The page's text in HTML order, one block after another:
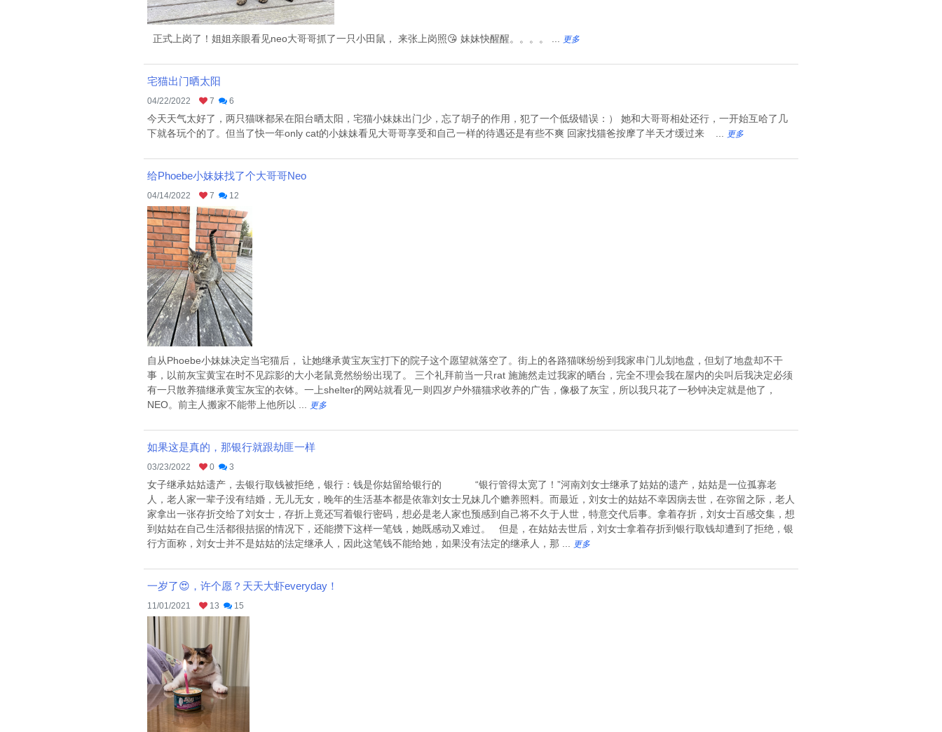
正式上岗了！姐姐亲眼看见neo大哥哥抓了一只小田鼠， 来张上岗照😘 妹妹快醒醒。。。。 ... 更多
宅猫出门晒太阳
04/22/2022 7 6
今天天气太好了，两只猫咪都呆在阳台晒太阳，宅猫小妹妹出门少，忘了胡子的作用，犯了一个低级错误：） 她和大哥哥相处还行，一开始互哈了几
下就各玩个的了。但当了快一年only cat的小妹妹看见大哥哥享受和自己一样的待遇还是有些不爽 回家找猫爸按摩了半天才缓过来 ...
更多
给Phoebe小妹妹找了个大哥哥Neo
04/14/2022 7 12
自从Phoebe小妹妹决定当宅猫后， 让她继承黄宝灰宝打下的院子这个愿望就落空了。街上的各路猫咪纷纷到我家串门儿划地盘，但划了地盘却不干
事，以前灰宝黄宝在时不见踪影的大小老鼠竟然纷纷出现了。 三个礼拜前当一只rat 施施然走过我家的晒台，完全不理会我在屋内的尖叫后我决定必须
有一只散养猫继承黄宝灰宝的衣钵。一上shelter的网站就看见一则四岁户外猫猫求收养的广告，像极了灰宝，所以我只花了一秒钟决定就是他了，
NEO。前主人搬家不能带上他所以 ...
更多
如果这是真的，那银行就跟劫匪一样
03/23/2022 0 3
女子继承姑姑遗产，去银行取钱被拒绝，银行：钱是你姑留给银行的 “银行管得太宽了！”河南刘女士继承了姑姑的遗产，姑姑是一位孤寡老
人，老人家一辈子没有结婚，无儿无女，晚年的生活基本都是依靠刘女士兄妹几个赡养照料。而最近，刘女士的姑姑不幸因病去世，在弥留之际，老人
家拿出一张存折交给了刘女士，存折上竟还写着银行密码，想必是老人家也预感到自己将不久于人世，特意交代后事。拿着存折，刘女士百感交集，想
到姑姑在自己生活都很拮据的情况下，还能攒下这样一笔钱，她既感动又难过。 但是，在姑姑去世后，刘女士拿着存折到银行取钱却遭到了拒绝，银
行方面称，刘女士并不是姑姑的法定继承人，因此这笔钱不能给她，如果没有法定的继承人，那 ...
更多
一岁了😍，许个愿？天天大虾everyday！
11/01/2021 13 15